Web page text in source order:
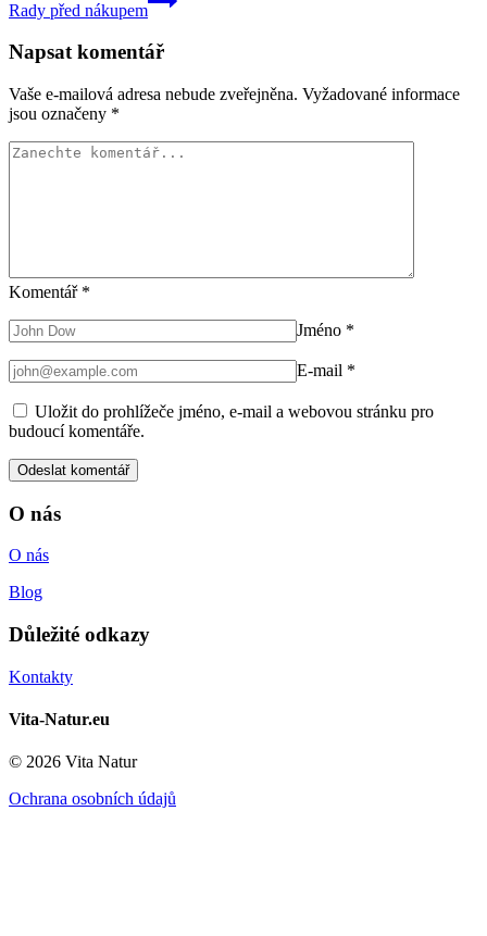
Rady před nákupem
Napsat komentář
Vaše e-mailová adresa nebude zveřejněna. Vyžadované informace
jsou označeny *
Komentář *
Jméno *
E-mail *
Uložit do prohlížeče jméno, e-mail a webovou stránku pro
budoucí komentáře.
O nás
O nás
Blog
Důležité odkazy
Kontakty
Vita-Natur.eu
© 2026 Vita Natur
Ochrana osobních údajů